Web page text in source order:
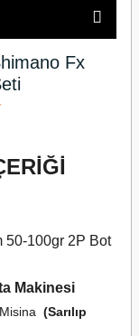
Fx
50-100gr 2P Bot
Makinesi
(Sarılıp